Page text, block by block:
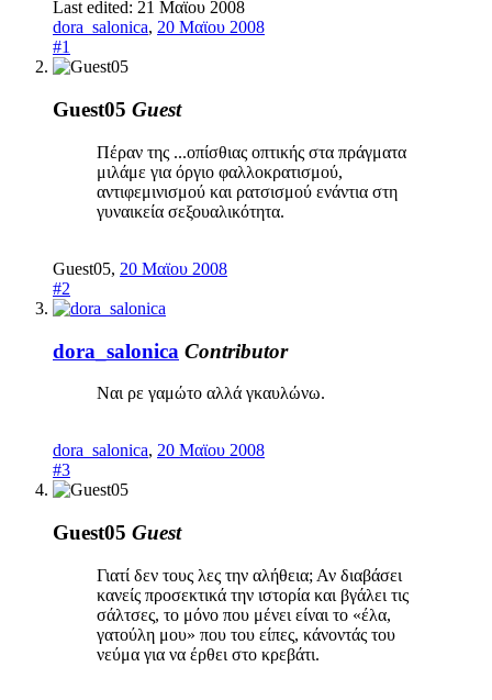
Last edited: 21 Μαϊου 2008
dora_salonica, 20 Μαϊου 2008
#1
Guest05 Guest
Πέραν της ...οπίσθιας οπτικής στα πράγματα
μιλάμε για όργιο φαλλοκρατισμού,
αντιφεμινισμού και ρατσισμού ενάντια στη
γυναικεία σεξουαλικότητα.
Guest05, 20 Μαϊου 2008
#2
dora_salonica Contributor
Ναι ρε γαμώτο αλλά γκαυλώνω.
dora_salonica, 20 Μαϊου 2008
#3
Guest05 Guest
Γιατί δεν τους λες την αλήθεια; Αν διαβάσει
κανείς προσεκτικά την ιστορία και βγάλει τις
σάλτσες, το μόνο που μένει είναι το «έλα,
γατούλη μου» που του είπες, κάνοντάς του
νεύμα για να έρθει στο κρεβάτι.